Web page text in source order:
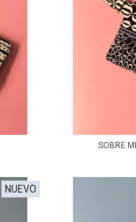
SOBRE
NUEVO